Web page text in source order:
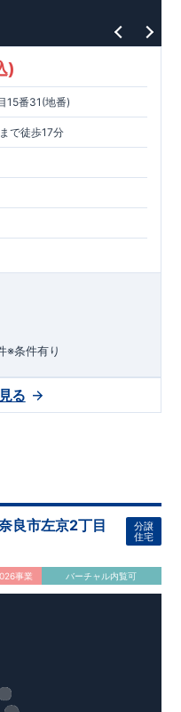
)
15番31(地番)
で徒歩17分
※条件有り
す！
円（税込）及び振込手
・・徒歩7分
！
開放感をプラス！
お手入れ楽々◎
る
良市左京2丁目
分譲
住宅
事業 バーチャル内覧可